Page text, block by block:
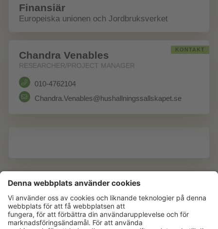
Finansiär
Europeiska unionen och Jordbruksverket
KONTAKT
Chandra Venables
RESEARCHER/PROJECT MANAGER
010-4762104
Chandra.Venables@hushallningssallskapet.se